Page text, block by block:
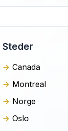
Steder
Canada
Montreal
Norge
Oslo